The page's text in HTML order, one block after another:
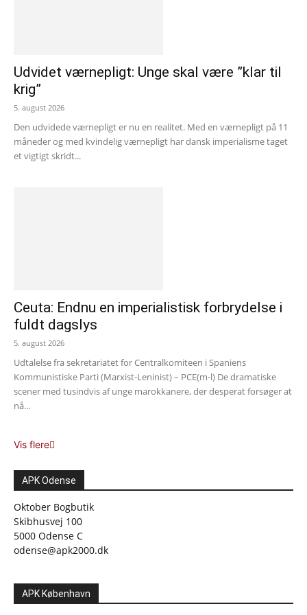
Udvidet værnepligt: Unge skal være ”klar til
krig”
5. august 2026
Den udvidede værnepligt er nu en realitet. Med en værnepligt på 11
måneder og med kvindelig værnepligt har dansk imperialisme taget
et vigtigt skridt...
Ceuta: Endnu en imperialistisk forbrydelse i
fuldt dagslys
5. august 2026
Udtalelse fra sekretariatet for Centralkomiteen i Spaniens
Kommunistiske Parti (Marxist-Leninist) – PCE(m-l) De dramatiske
scener med tusindvis af unge marokkanere, der desperat forsøger at
nå...
Vis flere
APK Odense
Oktober Bogbutik
Skibhusvej 100
5000 Odense C
odense@apk2000.dk
APK København